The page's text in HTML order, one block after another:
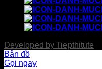
Developed by Tiepthitute
Bản đồ
Gọi ngay